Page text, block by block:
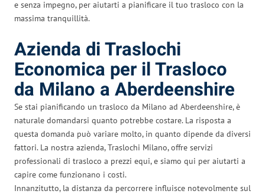
e senza impegno, per aiutarti a pianificare il tuo trasloco con la
massima tranquillità.
Azienda di Traslochi
Economica per il Trasloco
da Milano a Aberdeenshire
Se stai pianificando un trasloco da Milano ad Aberdeenshire, è
naturale domandarsi quanto potrebbe costare. La risposta a
questa domanda può variare molto, in quanto dipende da diversi
fattori. La nostra azienda, Traslochi Milano, offre servizi
professionali di trasloco a prezzi equi, e siamo qui per aiutarti a
capire come funzionano i costi.
Innanzitutto, la distanza da percorrere influisce notevolmente sul